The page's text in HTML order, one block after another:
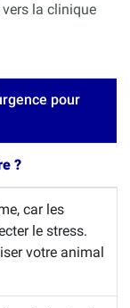
la clinique
pour
?
car les
le stress.
votre animal